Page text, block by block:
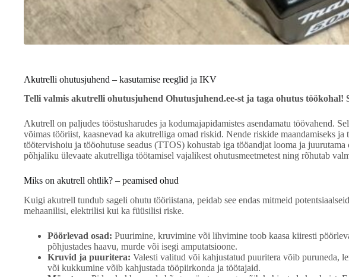
Akutrelli ohutusjuhend – kasutamise reeglid ja IKV
Telli valmis akutrelli ohutusjuhend Ohutusjuhend.ee-st ja taga ohutus töökohal!
Akutrell on paljudes tööstusharudes ja kodumajapidamistes asendamatu töövahend.
võimas tööriist, kaasnevad ka akutrelliga omad riskid. Nende riskide maandamiseks
töötervishoiu ja tööohutuse seadus (TTOS) kohustab iga tööandjat looma ja
põhjaliku ülevaate akutrelliga töötamisel vajalikest ohutusmeetmetest ning rõhutab
Miks on akutrell ohtlik? – peamised ohud
Kuigi akutrell tundub sageli ohutu tööriistana, peidab see endas mitmeid
mehaanilisi, elektrilisi kui ka füüsilisi riske.
Pöörlevad osad: Puurimine, kruvimine või lihvimine toob kaasa kiiresti
põhjustades haavu, murde või isegi amputatsioone.
Kruvid ja puuritera: Valesti valitud või kahjustatud puuritera võib puruneda,
või kukkumine võib kahjustada tööpiirkonda ja töötajaid.